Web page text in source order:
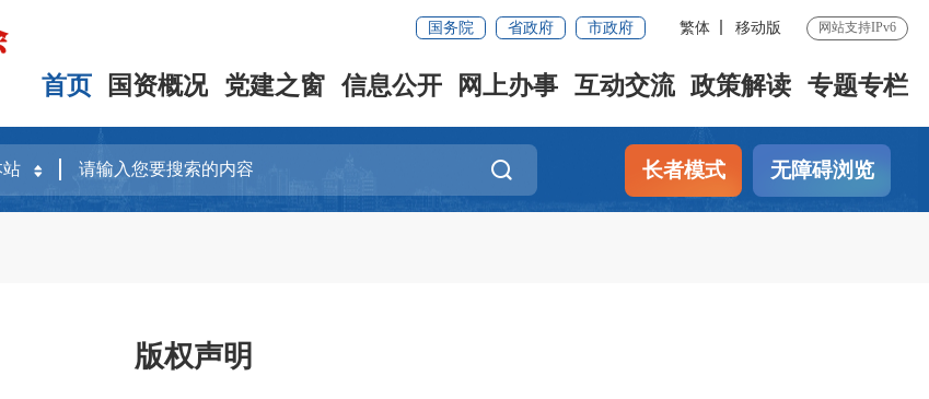
国务院 省政府 市政府 繁体 移动版 网站支持IPv6
首页 国资概况 党建之窗 信息公开 网上办事 互动交流 政策解读 专题专栏
长者模式 无障碍浏览
版权声明